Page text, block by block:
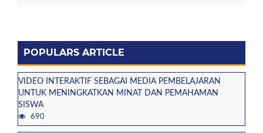
POPULARS ARTICLE
VIDEO INTERAKTIF SEBAGAI MEDIA PEMBELAJARAN
UNTUK MENINGKATKAN MINAT DAN PEMAHAMAN
SISWA
690